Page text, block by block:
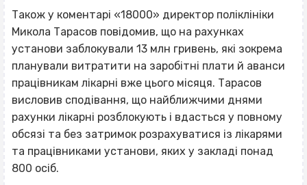
Також у коментарі «18000» директор поліклініки
Микола Тарасов повідомив, що на рахунках
установи заблокували 13 млн гривень, які зокрема
планували витратити на заробітні плати й аванси
працівникам лікарні вже цього місяця. Тарасов
висловив сподівання, що найближчими днями
рахунки лікарні розблокують і вдасться у повному
обсязі та без затримок розрахуватися із лікарями
та працівниками установи, яких у закладі понад
800 осіб.